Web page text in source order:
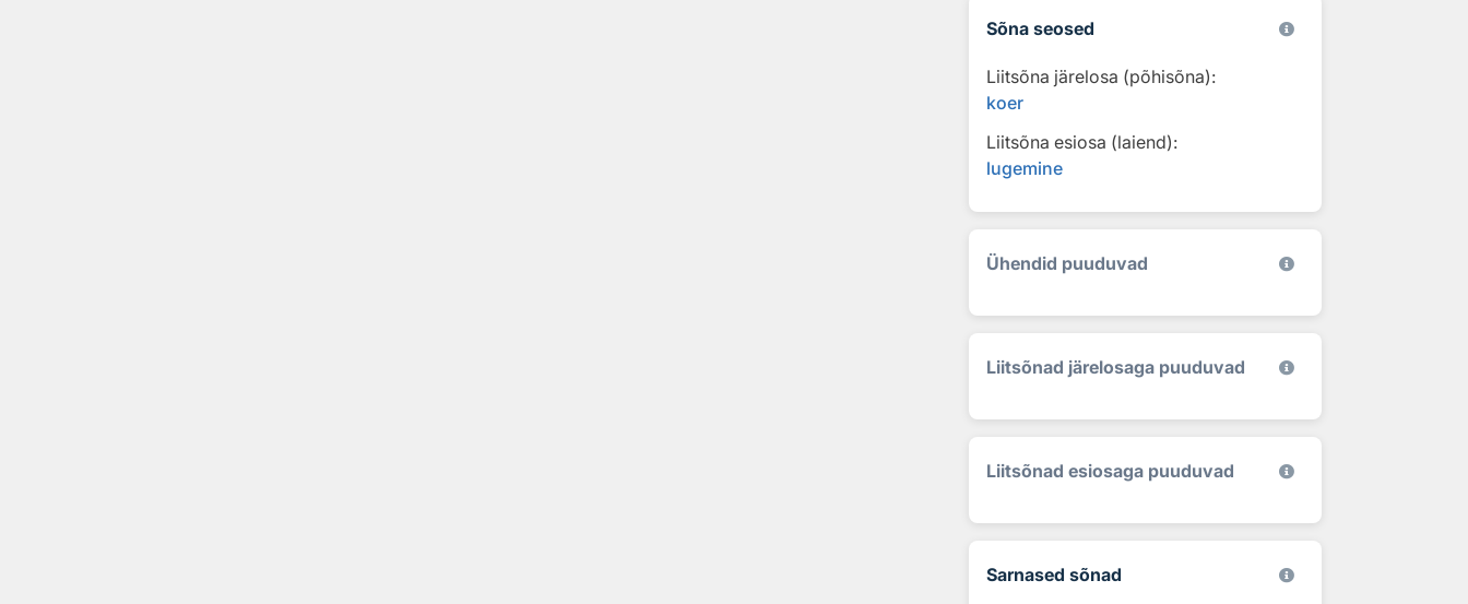
Sõna seosed
Liitsõna järelosa (põhisõna):
koer
Liitsõna esiosa (laiend):
lugemine
Ühendid puuduvad
Liitsõnad järelosaga puuduvad
Liitsõnad esiosaga puuduvad
Sarnased sõnad